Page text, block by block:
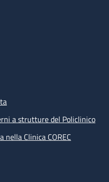
a strutture del Policlinico
nella Clinica COREC